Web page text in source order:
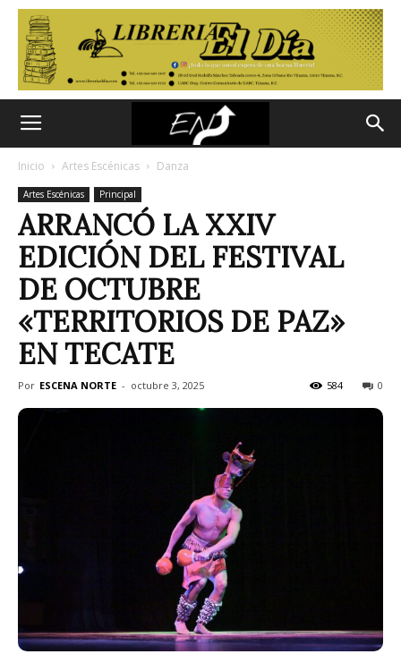
Inicio Artes Escénicas Danza
Artes Escénicas Principal
ARRANCÓ LA XXIV
EDICIÓN DEL FESTIVAL
DE OCTUBRE
«TERRITORIOS DE PAZ»
EN TECATE
Por ESCENA NORTE - octubre 3, 2025 0
584